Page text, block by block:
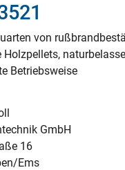
von
Betriebsweise
GmbH
16
Ems